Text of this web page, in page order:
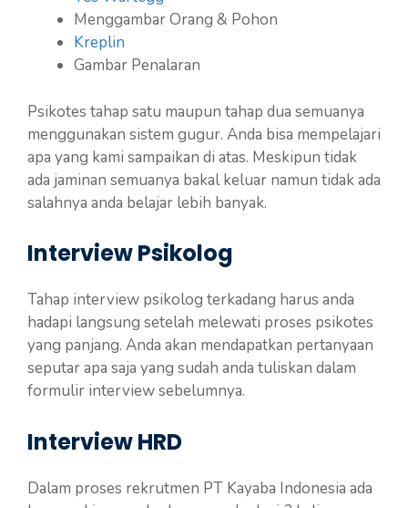
Menggambar Orang & Pohon
Kreplin
Gambar Penalaran
Psikotes tahap satu maupun tahap dua semuanya
menggunakan sistem gugur. Anda bisa mempelajari
apa yang kami sampaikan di atas. Meskipun tidak
ada jaminan semuanya bakal keluar namun tidak ada
salahnya anda belajar lebih banyak.
Interview Psikolog
Tahap interview psikolog terkadang harus anda
hadapi langsung setelah melewati proses psikotes
yang panjang. Anda akan mendapatkan pertanyaan
seputar apa saja yang sudah anda tuliskan dalam
formulir interview sebelumnya.
Interview HRD
Dalam proses rekrutmen PT Kayaba Indonesia ada